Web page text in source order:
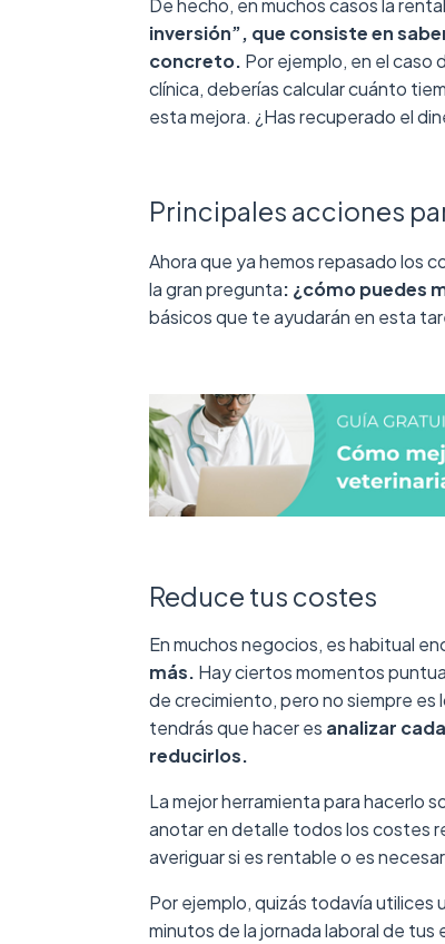
De hecho, en muchos casos la
inversión”, que consiste en
concreto. Por ejemplo, en el caso
clínica, deberías calcular cuánto
esta mejora. ¿Has recuperado el
Principales acciones
Ahora que ya hemos repasado los
la gran pregunta: ¿cómo puedes
básicos que te ayudarán en esta
Reduce tus costes
En muchos negocios, es habitual
más. Hay ciertos momentos
de crecimiento, pero no siempre es
tendrás que hacer es analizar
reducirlos.
La mejor herramienta para hacerlo
anotar en detalle todos los costes
averiguar si es rentable o es
Por ejemplo, quizás todavía utilices
minutos de la jornada laboral de tus